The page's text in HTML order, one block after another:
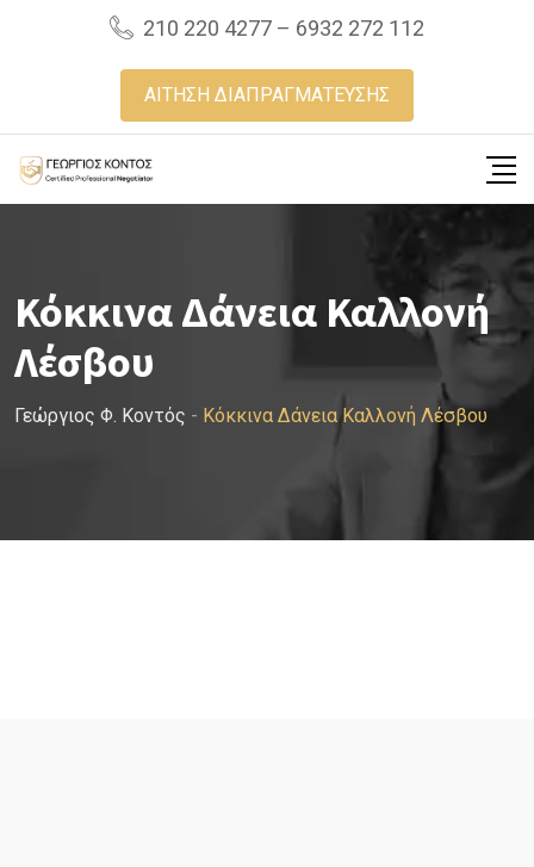
210 220 4277 – 6932 272 112
ΑΙΤΗΣΗ ΔΙΑΠΡΑΓΜΑΤΕΥΣΗΣ
Κόκκινα Δάνεια Καλλονή
Λέσβου
Γεώργιος Φ. Κοντός - Κόκκινα Δάνεια Καλλονή Λέσβου